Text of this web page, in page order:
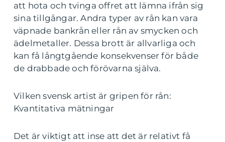
att hota och tvinga offret att lämna ifrån sig
sina tillgångar. Andra typer av rån kan vara
väpnade bankrån eller rån av smycken och
ädelmetaller. Dessa brott är allvarliga och
kan få långtgående konsekvenser för både
de drabbade och förövarna själva.
Vilken svensk artist är gripen för rån:
Kvantitativa mätningar
Det är viktigt att inse att det är relativt få